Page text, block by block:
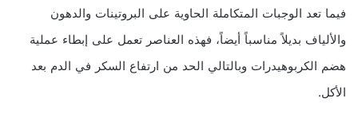
فيما تعد الوجبات المتكاملة الحاوية على البروتينات والدهون
والألياف بديلاً مناسباً أيضاً، فهذه العناصر تعمل على إبطاء عملية
هضم الكربوهيدرات وبالتالي الحد من ارتفاع السكر في الدم بعد
الأكل.